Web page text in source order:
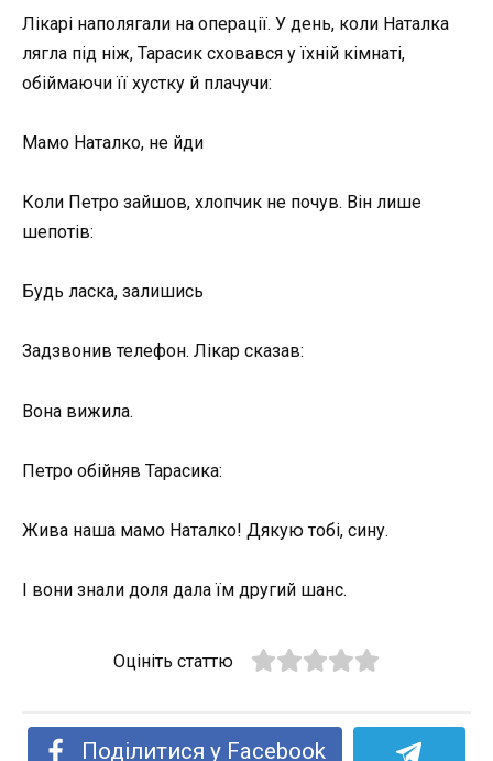
Лікарі наполягали на операції. У день, коли Наталка
лягла під ніж, Тарасик сховався у їхній кімнаті,
обіймаючи її хустку й плачучи:
Мамо Наталко, не йди
Коли Петро зайшов, хлопчик не почув. Він лише
шепотів:
Будь ласка, залишись
Задзвонив телефон. Лікар сказав:
Вона вижила.
Петро обійняв Тарасика:
Жива наша мамо Наталко! Дякую тобі, сину.
І вони знали доля дала їм другий шанс.
Оцініть статтю
Поділитися у Facebook